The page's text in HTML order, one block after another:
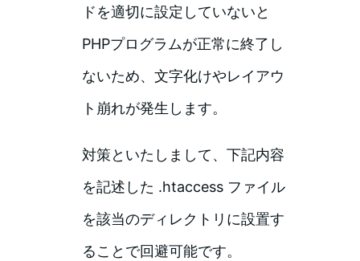
ドを適切に設定していないと
PHPプログラムが正常に終了し
ないため、文字化けやレイアウ
ト崩れが発生します。
対策といたしまして、下記内容
を記述した .htaccess ファイル
を該当のディレクトリに設置す
ることで回避可能です。